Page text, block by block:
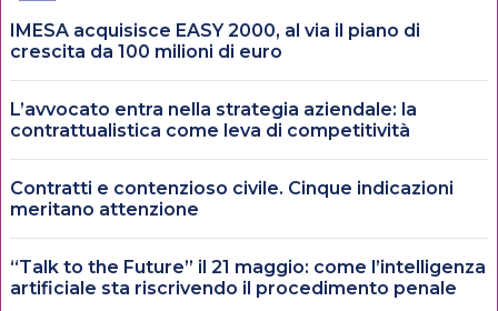
IMESA acquisisce EASY 2000, al via il piano di
crescita da 100 milioni di euro
L’avvocato entra nella strategia aziendale: la
contrattualistica come leva di competitività
Contratti e contenzioso civile. Cinque indicazioni
meritano attenzione
“Talk to the Future” il 21 maggio: come l’intelligenza
artificiale sta riscrivendo il procedimento penale